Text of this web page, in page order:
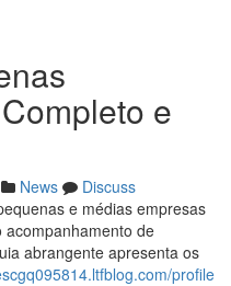
e
News
Discuss
e médias empresas
de
abrangente apresenta os
profile